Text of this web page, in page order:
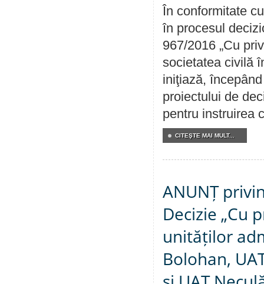
În conformitate
în procesul
967/2016 „Cu
societatea civilă
iniţiază,
proiectului de
pentru instruirea
CITEŞTE MAI MULT...
ANUNȚ
Decizie „Cu
unităților
Bolohan,